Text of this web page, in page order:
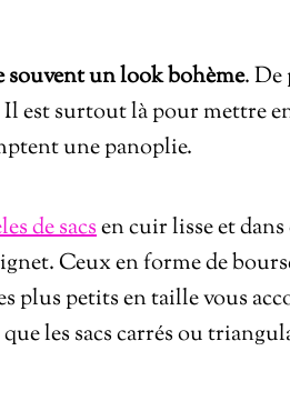
souvent un look bohème. De
Il est surtout là pour mettre
une panoplie.
de sacsen cuir lisse et dans
Ceux en forme de
plus petits en taille vous
les sacs carrés ou